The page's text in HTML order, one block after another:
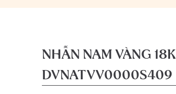
NHẪN NAM VÀNG 18K
DVNATVV0000S409